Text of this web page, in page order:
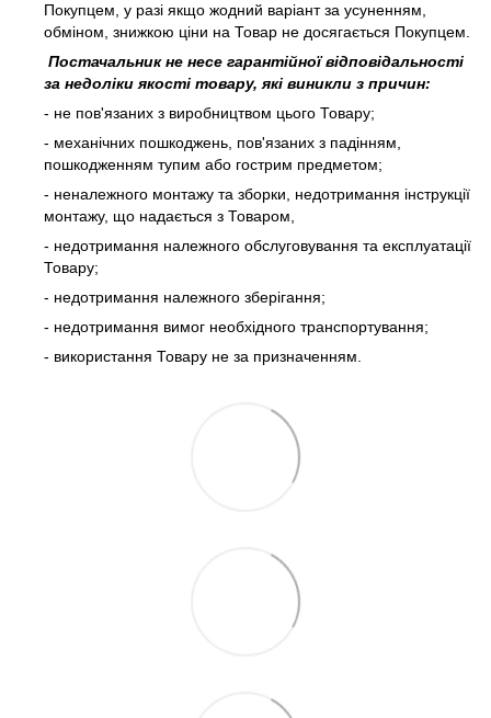
Покупцем, у разі якщо жодний варіант за усуненням,
обміном, знижкою ціни на Товар не досягається Покупцем.
Постачальник не несе гарантійної відповідальності
за недоліки якості товару, які виникли з причин:
- не пов'язаних з виробництвом цього Товару;
- механічних пошкоджень, пов'язаних з падінням,
пошкодженням тупим або гострим предметом;
- неналежного монтажу та зборки, недотримання інструкції
монтажу, що надається з Товаром,
- недотримання належного обслуговування та експлуатації
Товару;
- недотримання належного зберігання;
- недотримання вимог необхідного транспортування;
- використання Товару не за призначенням.